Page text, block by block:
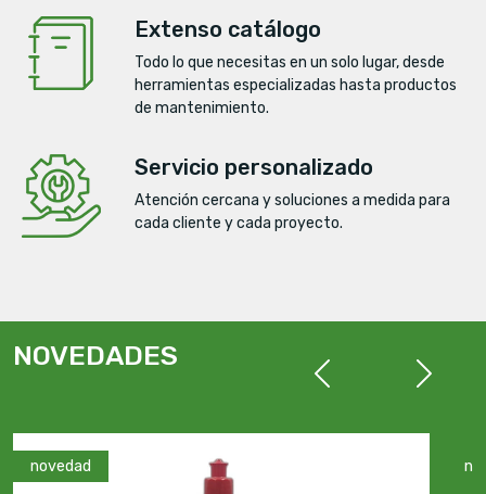
Extenso catálogo
Todo lo que necesitas en un solo lugar, desde
herramientas especializadas hasta productos
de mantenimiento.
Servicio personalizado
Atención cercana y soluciones a medida para
cada cliente y cada proyecto.
NOVEDADES
novedad